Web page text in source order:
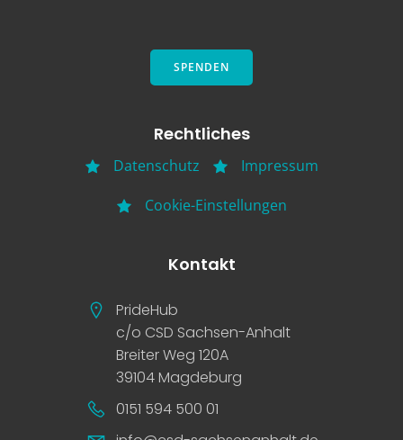
SPENDEN
Kontakt
PrideHub
c/o CSD Sachsen-Anhalt
Breiter Weg 120A
39104 Magdeburg
0151 594 500 01
Rechtliches
Datenschutz
Impressum
Cookie-Einstellungen